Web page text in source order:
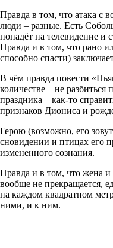
Правда в том, что атака с
люди – разные. Есть
попадёт на телевидение
Правда и в том, что рано
способно спасти)
В чём правда повести
количестве – не
праздника – как-то
признаков Диониса и
Герою (возможно, его
сновидении и птицах его
измененного сознания.
Правда и в том, что жена и
вообще не прекращается,
на каждом квадратном
ними, и к ним.